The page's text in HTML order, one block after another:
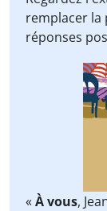
remplacer la
réponses
«À vous,